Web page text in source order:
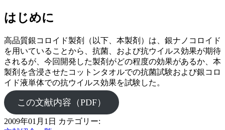
はじめに
高品質銀コロイド製剤（以下、本製剤）は、銀ナノコロイド
を用いていることから、抗菌、および抗ウイルス効果が期待
されるが、今回開発した製剤がどの程度の効果があるか、本
製剤を含浸させたコットンタオルでの抗菌試験および銀コロ
イド液単体での抗ウイルス効果を試験した。
この文献内容（PDF）
2009年01月1日 カテゴリー: